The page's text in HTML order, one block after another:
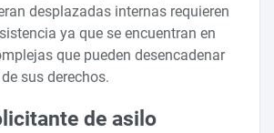
desplazadas internas requieren
ya que se encuentran en
que pueden desencadenar
sus derechos.
de asilo